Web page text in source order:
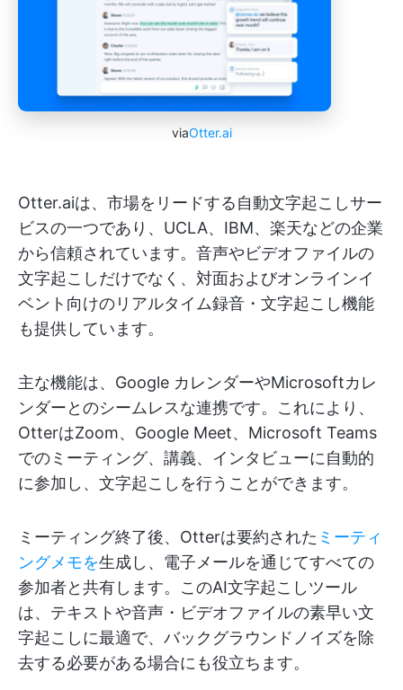
viaOtter.ai
Otter.aiは、市場をリードする自動文字起こしサー
ビスの一つであり、UCLA、IBM、楽天などの企業
から信頼されています。音声やビデオファイルの
文字起こしだけでなく、対面およびオンラインイ
ベント向けのリアルタイム録音・文字起こし機能
も提供しています。
主な機能は、Google カレンダーやMicrosoftカレ
ンダーとのシームレスな連携です。これにより、
OtterはZoom、Google Meet、Microsoft Teams
でのミーティング、講義、インタビューに自動的
に参加し、文字起こしを行うことができます。
ミーティング終了後、Otterは要約された ミーティ
ングメモを生成し、電子メールを通じてすべての
参加者と共有します。このAI文字起こしツール
は、テキストや音声・ビデオファイルの素早い文
字起こしに最適で、バックグラウンドノイズを除
去する必要がある場合にも役立ちます。